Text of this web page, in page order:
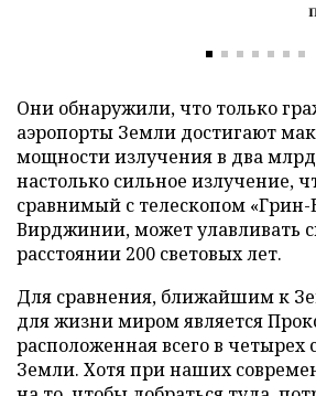
Они обнаружили, что только
аэропорты Земли достигают
мощности излучения в два млрд
настолько сильное излучение,
сравнимый с телескопом
Вирджинии, может улавливать
расстоянии 200 световых лет.
Для сравнения, ближайшим к
для жизни миром является
расположенная всего в четырех
Земли. Хотя при наших